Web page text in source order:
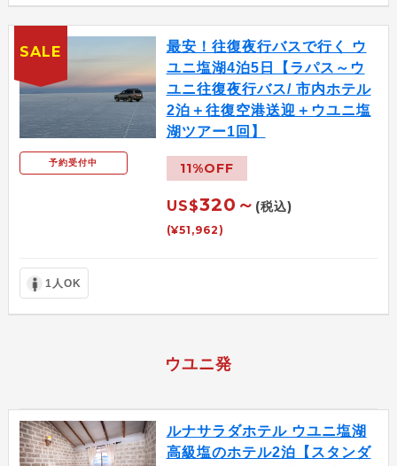
予約受付中
最安！往復夜行バスで行く ウ
ユニ塩湖4泊5日【ラパス～ウ
ユニ往復夜行バス/ 市内ホテル
2泊＋往復空港送迎＋ウユニ塩
湖ツアー1回】
11%OFF
US$320～ (税込)
(¥51,962)
1人OK
SALE
ウユニ発
ルナサラダホテル ウユニ塩湖
高級塩のホテル2泊【スタンダ